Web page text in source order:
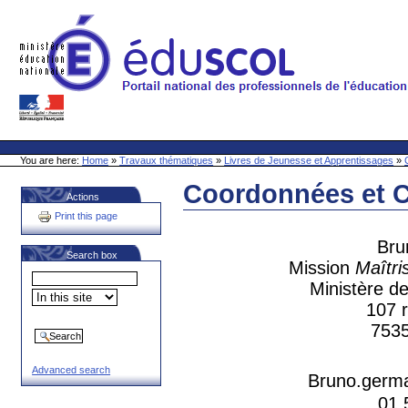
Site Web de l'ONL
Sections
Personal
toolsYou are here: Home » Travaux thématiques » Livres de Jeunesse et Apprentissages »
Actions
Print this page
Search box
Advanced search
Coordonnées et
Document
Actions
Mission
Ministère
107
01